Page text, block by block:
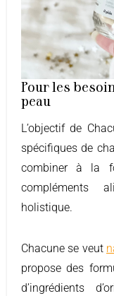
Pour les
peau​
L’objectif de Chacune est de répondre aux besoins
spécifiques de
combiner à la
compléments
holistique.
Chacune se veut
propose des
d’ingrédients